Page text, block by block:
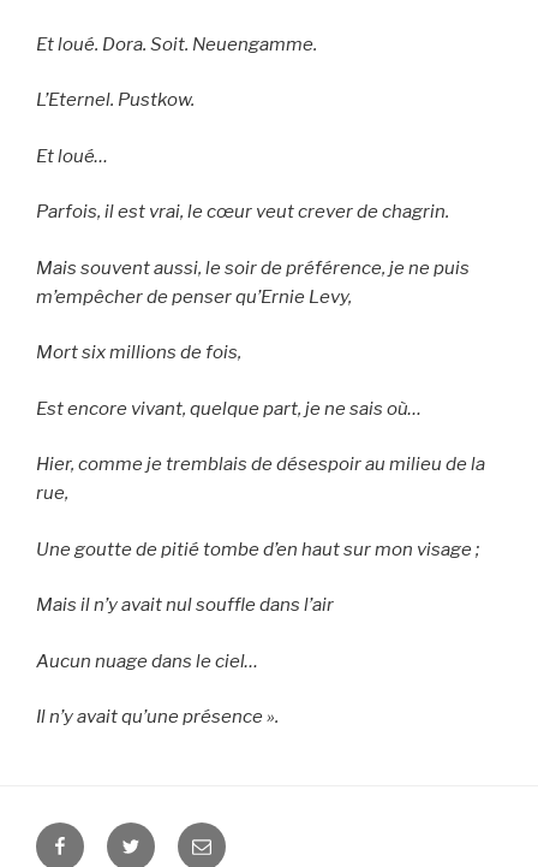
Et loué. Dora. Soit. Neuengamme.
L’Eternel. Pustkow.
Et loué…
Parfois, il est vrai, le cœur veut crever de chagrin.
Mais souvent aussi, le soir de préférence, je ne puis
m’empêcher de penser qu’Ernie Levy,
Mort six millions de fois,
Est encore vivant, quelque part, je ne sais où…
Hier, comme je tremblais de désespoir au milieu de la
rue,
Une goutte de pitié tombe d’en haut sur mon visage ;
Mais il n’y avait nul souffle dans l’air
Aucun nuage dans le ciel…
Il n’y avait qu’une présence ».
FacebookTwitter E-